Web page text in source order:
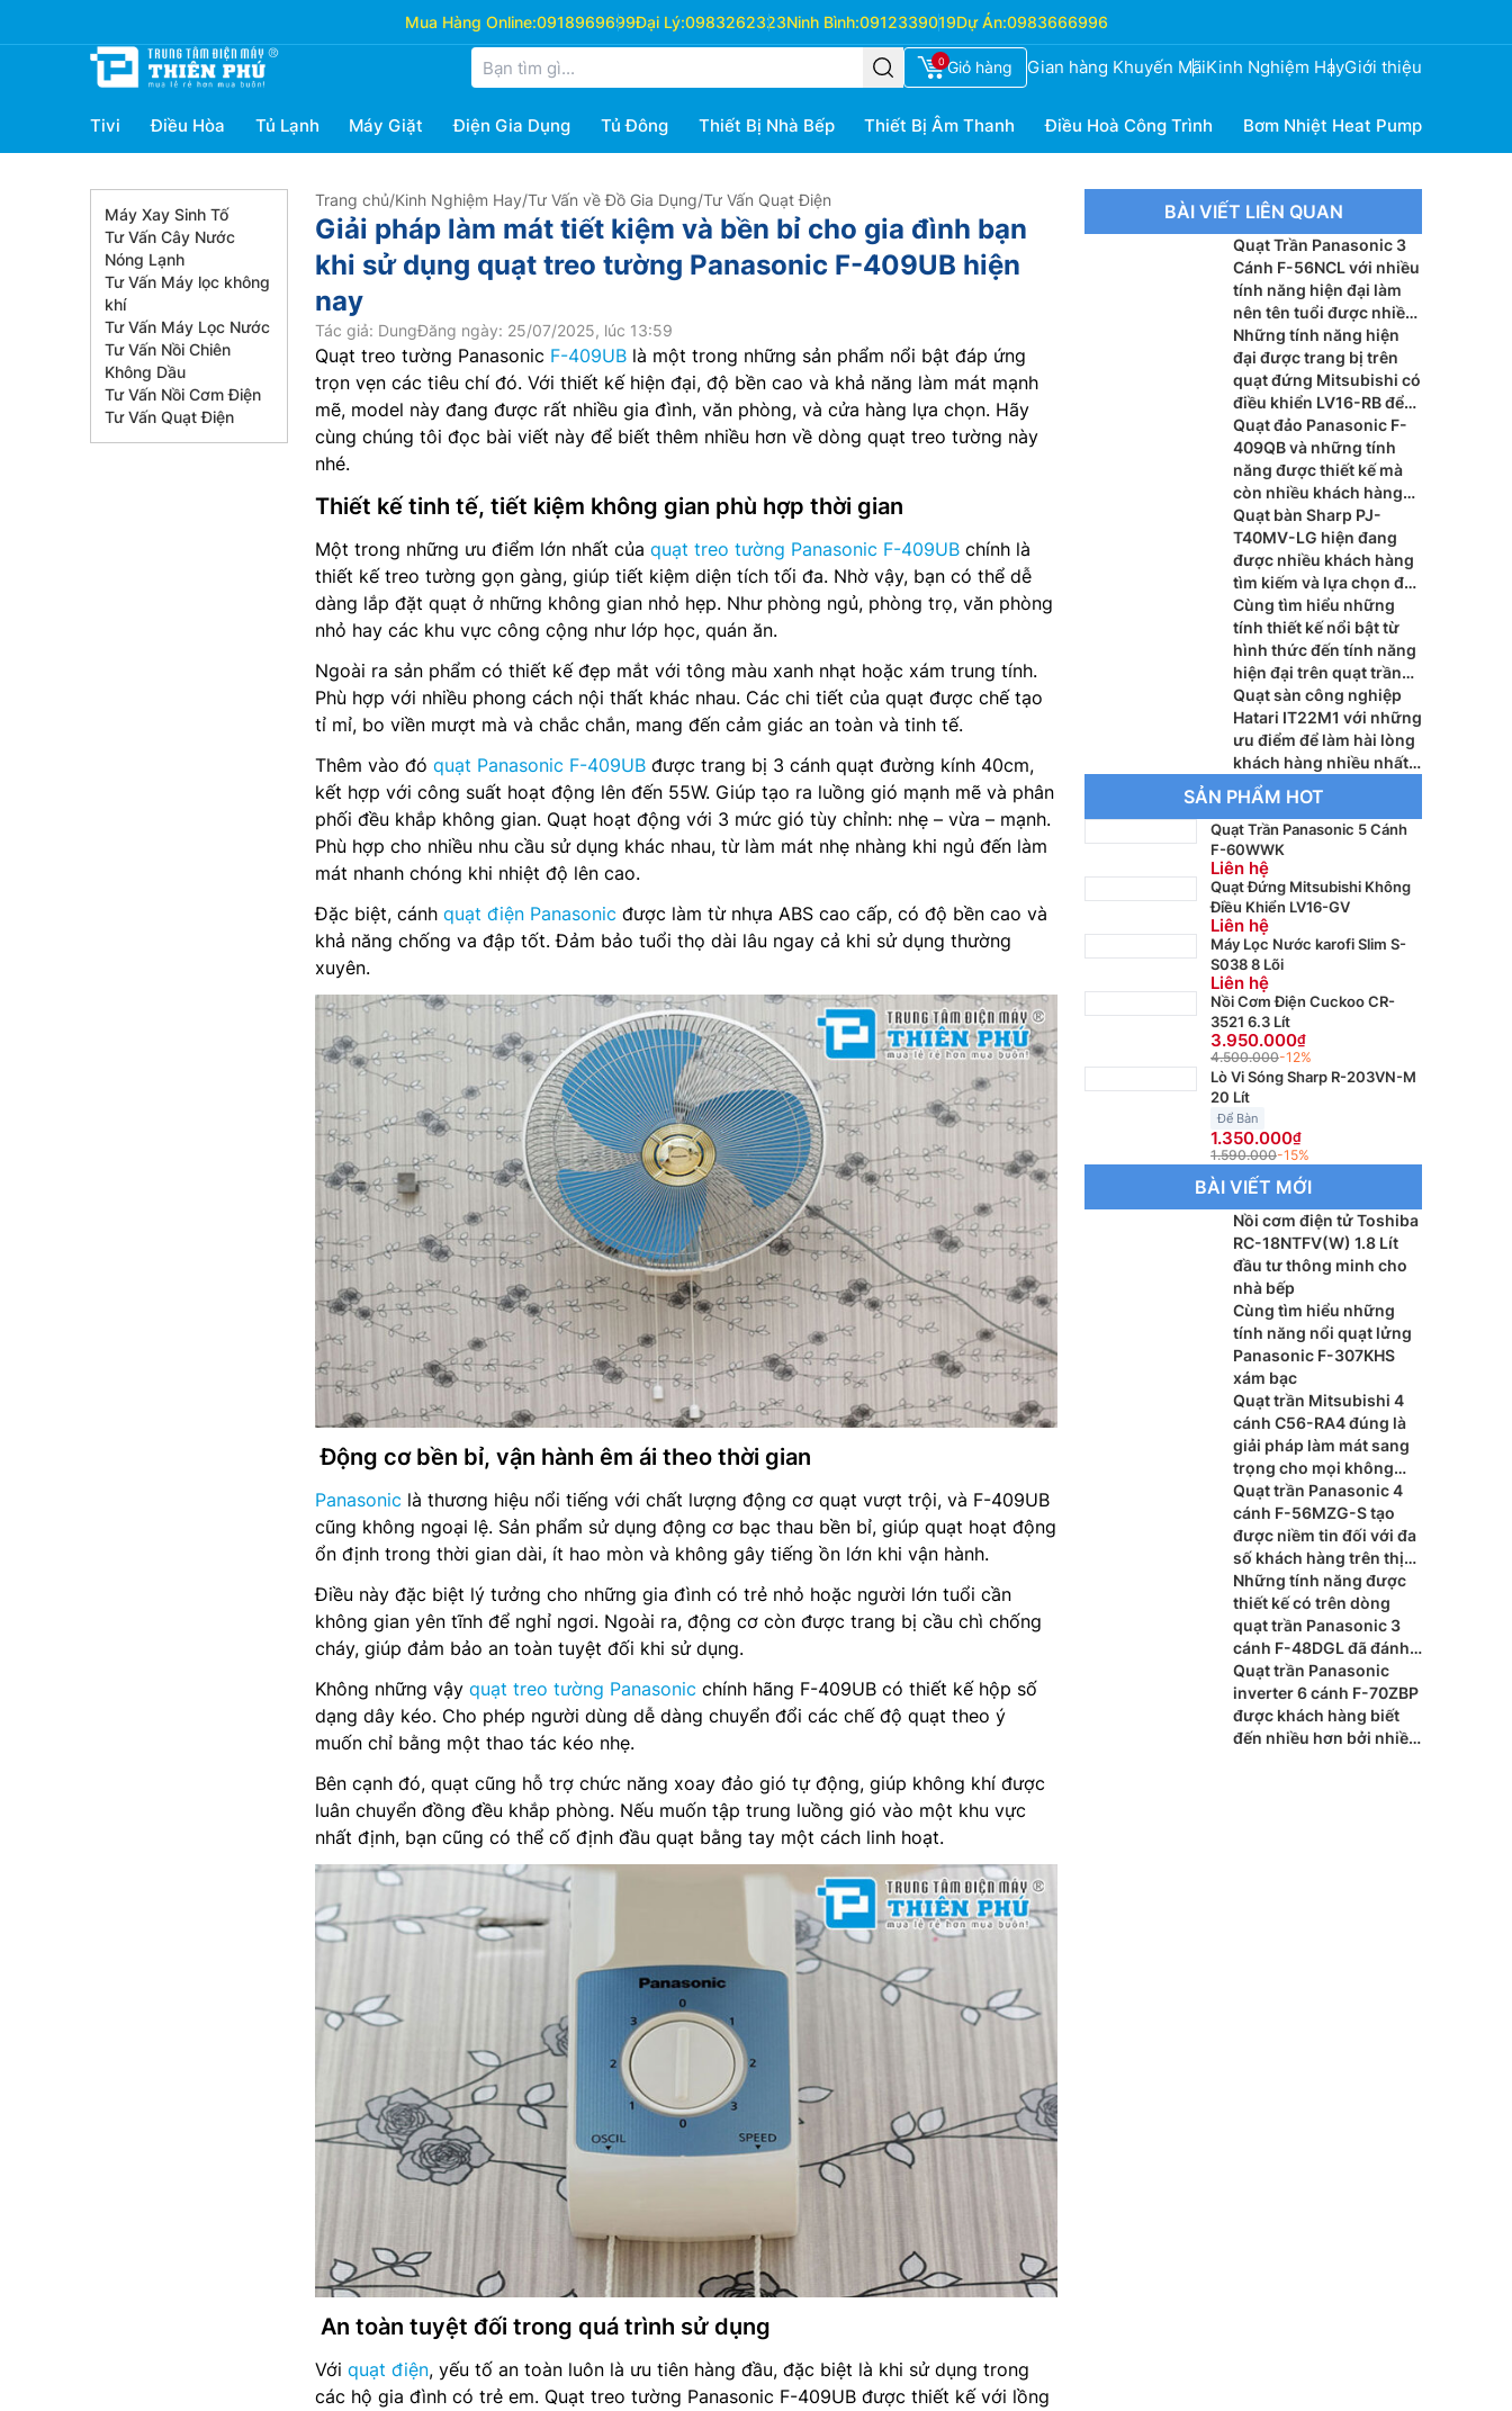
Mua Hàng Online:0918969699Đại Lý:0983262323Ninh Bình:0912339019Dự Án:0983666996
0 Giỏ hàng Gian hàng Khuyến MãiKinh Nghiệm HayGiới thiệu
Tivi Điều Hòa Tủ Lạnh Máy Giặt Điện Gia Dụng Tủ Đông Thiết Bị Nhà Bếp Thiết Bị Âm Thanh Điều Hoà Công Trình Bơm Nhiệt Heat Pump
Máy Xay Sinh Tố
Tư Vấn Cây Nước
Nóng Lạnh
Tư Vấn Máy lọc không
khí
Tư Vấn Máy Lọc Nước
Tư Vấn Nồi Chiên
Không Dầu
Tư Vấn Nồi Cơm Điện
Tư Vấn Quạt Điện
Trang chủ/Kinh Nghiệm Hay/Tư Vấn về Đồ Gia Dụng/Tư Vấn Quạt Điện
Giải pháp làm mát tiết kiệm và bền bỉ cho gia đình bạn
khi sử dụng quạt treo tường Panasonic F-409UB hiện
nay
Tác giả: DungĐăng ngày: 25/07/2025, lúc 13:59
Quạt treo tường Panasonic F-409UB là một trong những sản phẩm nổi bật đáp ứng
trọn vẹn các tiêu chí đó. Với thiết kế hiện đại, độ bền cao và khả năng làm mát mạnh
mẽ, model này đang được rất nhiều gia đình, văn phòng, và cửa hàng lựa chọn. Hãy
cùng chúng tôi đọc bài viết này để biết thêm nhiều hơn về dòng quạt treo tường này
nhé.
Thiết kế tinh tế, tiết kiệm không gian phù hợp thời gian
Một trong những ưu điểm lớn nhất của quạt treo tường Panasonic F-409UB chính là
thiết kế treo tường gọn gàng, giúp tiết kiệm diện tích tối đa. Nhờ vậy, bạn có thể dễ
dàng lắp đặt quạt ở những không gian nhỏ hẹp. Như phòng ngủ, phòng trọ, văn phòng
nhỏ hay các khu vực công cộng như lớp học, quán ăn.
Ngoài ra sản phẩm có thiết kế đẹp mắt với tông màu xanh nhạt hoặc xám trung tính.
Phù hợp với nhiều phong cách nội thất khác nhau. Các chi tiết của quạt được chế tạo
tỉ mỉ, bo viền mượt mà và chắc chắn, mang đến cảm giác an toàn và tinh tế.
Thêm vào đó quạt Panasonic F-409UB được trang bị 3 cánh quạt đường kính 40cm,
kết hợp với công suất hoạt động lên đến 55W. Giúp tạo ra luồng gió mạnh mẽ và phân
phối đều khắp không gian. Quạt hoạt động với 3 mức gió tùy chỉnh: nhẹ – vừa – mạnh.
Phù hợp cho nhiều nhu cầu sử dụng khác nhau, từ làm mát nhẹ nhàng khi ngủ đến làm
mát nhanh chóng khi nhiệt độ lên cao.
Đặc biệt, cánh quạt điện Panasonic được làm từ nhựa ABS cao cấp, có độ bền cao và
khả năng chống va đập tốt. Đảm bảo tuổi thọ dài lâu ngay cả khi sử dụng thường
xuyên.
Động cơ bền bỉ, vận hành êm ái theo thời gian
Panasonic là thương hiệu nổi tiếng với chất lượng động cơ quạt vượt trội, và F-409UB
cũng không ngoại lệ. Sản phẩm sử dụng động cơ bạc thau bền bỉ, giúp quạt hoạt động
ổn định trong thời gian dài, ít hao mòn và không gây tiếng ồn lớn khi vận hành.
Điều này đặc biệt lý tưởng cho những gia đình có trẻ nhỏ hoặc người lớn tuổi cần
không gian yên tĩnh để nghỉ ngơi. Ngoài ra, động cơ còn được trang bị cầu chì chống
cháy, giúp đảm bảo an toàn tuyệt đối khi sử dụng.
Không những vậy quạt treo tường Panasonic chính hãng F-409UB có thiết kế hộp số
dạng dây kéo. Cho phép người dùng dễ dàng chuyển đổi các chế độ quạt theo ý
muốn chỉ bằng một thao tác kéo nhẹ.
Bên cạnh đó, quạt cũng hỗ trợ chức năng xoay đảo gió tự động, giúp không khí được
luân chuyển đồng đều khắp phòng. Nếu muốn tập trung luồng gió vào một khu vực
nhất định, bạn cũng có thể cố định đầu quạt bằng tay một cách linh hoạt.
An toàn tuyệt đối trong quá trình sử dụng
Với quạt điện, yếu tố an toàn luôn là ưu tiên hàng đầu, đặc biệt là khi sử dụng trong
các hộ gia đình có trẻ em. Quạt treo tường Panasonic F-409UB được thiết kế với lồng
BÀI VIẾT LIÊN QUAN
Quạt Trần Panasonic 3
Cánh F-56NCL với nhiều
tính năng hiện đại làm
nên tên tuổi được nhiều
người biết đến
Những tính năng hiện
đại được trang bị trên
quạt đứng Mitsubishi có
điều khiển LV16-RB để
thấy được lý do khách
hàng luôn tin dùng
Quạt đảo Panasonic F-
409QB và những tính
năng được thiết kế mà
còn nhiều khách hàng
chưa biết hiện nay
Quạt bàn Sharp PJ-
T40MV-LG hiện đang
được nhiều khách hàng
tìm kiếm và lựa chọn để
đáp ứng nhu cầu hiện
nay
Cùng tìm hiểu những
tính thiết kế nổi bật từ
hình thức đến tính năng
hiện đại trên quạt trần
Mitsubishi 5 cánh C56-
RA5
Quạt sàn công nghiệp
Hatari IT22M1 với những
ưu điểm để làm hài lòng
khách hàng nhiều nhất
hiện nay
SẢN PHẨM HOT
Quạt Trần Panasonic 5 Cánh
F-60WWK
Liên hệ
Quạt Đứng Mitsubishi Không
Điều Khiển LV16-GV
Liên hệ
Máy Lọc Nước karofi Slim S-
S038 8 Lõi
Liên hệ
Nồi Cơm Điện Cuckoo CR-
3521 6.3 Lít
3.950.000
4.500.000-12%
Lò Vi Sóng Sharp R-203VN-M
20 Lít
Để Bàn
1.350.000
1.590.000-15%
BÀI VIẾT MỚI
Nồi cơm điện tử Toshiba
RC-18NTFV(W) 1.8 Lít
đầu tư thông minh cho
nhà bếp
Cùng tìm hiểu những
tính năng nổi quạt lửng
Panasonic F-307KHS
xám bạc
Quạt trần Mitsubishi 4
cánh C56-RA4 đúng là
giải pháp làm mát sang
trọng cho mọi không
gian đầy tiện nghi
Quạt trần Panasonic 4
cánh F-56MZG-S tạo
được niềm tin đối với đa
số khách hàng trên thị
trường hiện nay
Những tính năng được
thiết kế có trên dòng
quạt trần Panasonic 3
cánh F-48DGL đã đánh
dấu ấn tượng cho cho
người dùng
Quạt trần Panasonic
inverter 6 cánh F-70ZBP
được khách hàng biết
đến nhiều hơn bởi nhiều